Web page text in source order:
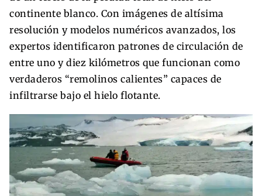
continente blanco. Con imágenes de altísima
resolución y modelos numéricos avanzados, los
expertos identificaron patrones de circulación de
entre uno y diez kilómetros que funcionan como
verdaderos “remolinos calientes” capaces de
infiltrarse bajo el hielo flotante.